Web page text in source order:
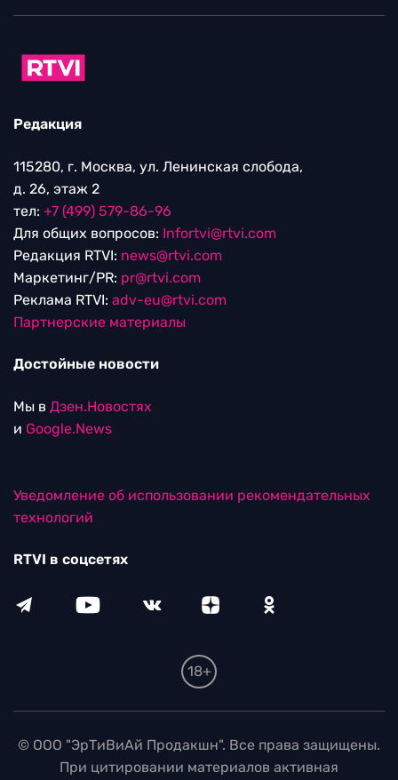
Редакция
115280, г. Москва, ул. Ленинская слобода,
д. 26, этаж 2
тел: +7 (499) 579-86-96
Для общих вопросов: Infortvi@rtvi.com
Редакция RTVI: news@rtvi.com
Маркетинг/PR: pr@rtvi.com
Реклама RTVI: adv-eu@rtvi.com
Партнерские материалы
Достойные новости
Мы в Дзен.Новостях
и Google.News
Уведомление об использовании рекомендательных
технологий
RTVI в соцсетях
18+
© ООО "ЭрТиВиАй Продакшн". Все права защищены.
При цитировании материалов активная